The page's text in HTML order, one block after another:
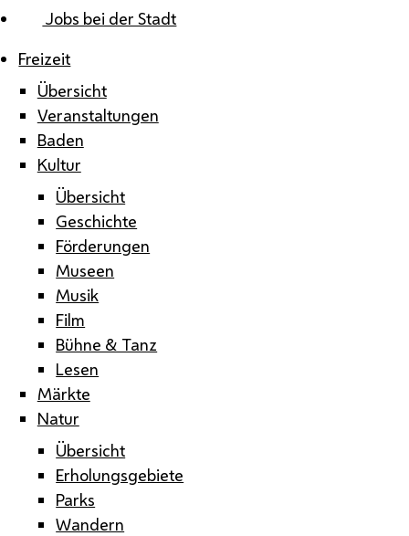
Jobs bei der Stadt
Freizeit
Übersicht
Veranstaltungen
Baden
Kultur
Übersicht
Geschichte
Förderungen
Museen
Musik
Film
Bühne & Tanz
Lesen
Märkte
Natur
Übersicht
Erholungsgebiete
Parks
Wandern